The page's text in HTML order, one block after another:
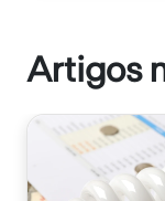
Artigos